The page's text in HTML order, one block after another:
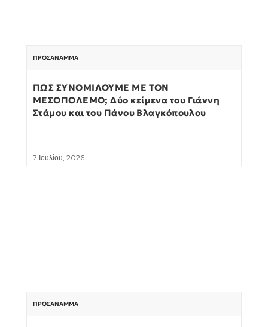
ΠΡΟΣΆΝΑΜΜΑ
ΠΩΣ ΣΥΝΟΜΙΛΟΥΜΕ ΜΕ ΤΟΝ
ΜΕΣΟΠΟΛΕΜΟ; Δύο κείμενα του Γιάννη
Στάμου και του Πάνου Βλαγκόπουλου
7 Ιουλίου, 2026
ΠΡΟΣΆΝΑΜΜΑ